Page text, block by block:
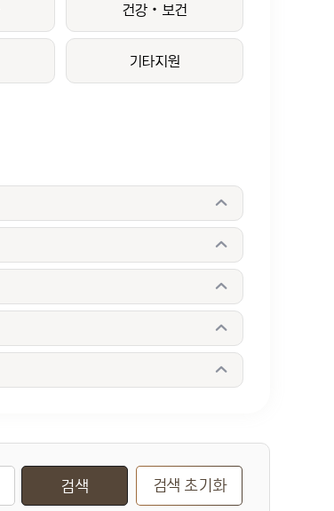
건강‧보건
기타지원
검색 검색 초기화